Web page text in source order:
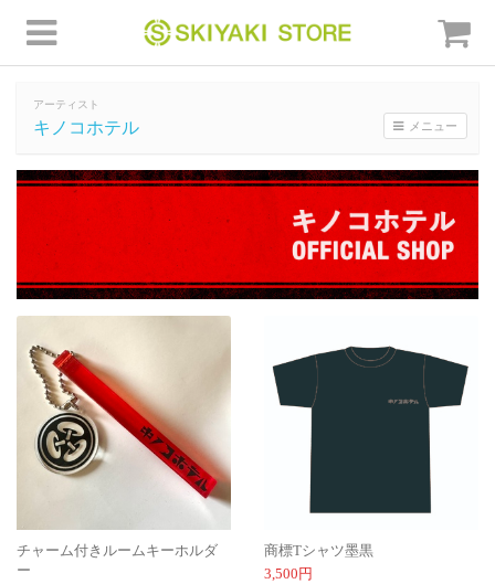
アーティスト
キノコホテル メニュー
チャーム付きルームキーホルダ
ー
商標Tシャツ墨黒
3,500円